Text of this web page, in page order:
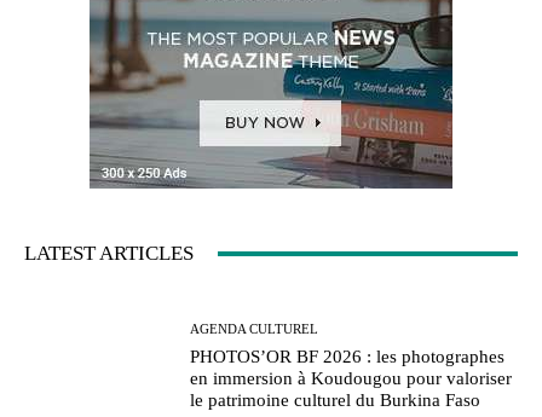
LATEST ARTICLES
AGENDA CULTUREL
PHOTOS’OR BF 2026 : les photographes
en immersion à Koudougou pour valoriser
le patrimoine culturel du Burkina Faso